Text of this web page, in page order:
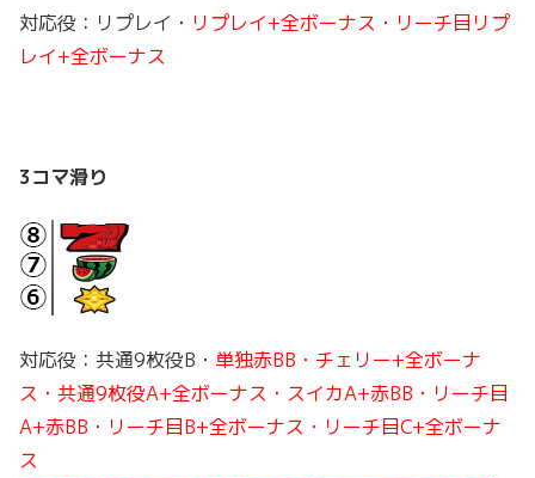
対応役：リプレイ・ リプレイ+全ボーナス・リーチ目リプ
レイ+全ボーナス
3コマ滑り
対応役：共通9枚役B・ 単独赤BB・チェリー+全ボーナ
ス・共通9枚役A+全ボーナス・スイカA+赤BB・リーチ目
A+赤BB・リーチ目B+全ボーナス・リーチ目C+全ボーナ
ス